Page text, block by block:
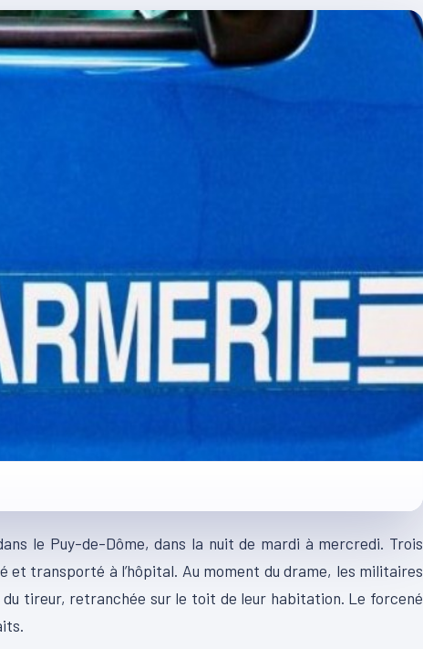
le Puy-de-Dôme, dans la nuit de mardi à mercredi. Trois
transporté à l’hôpital. Au moment du drame, les militaires
tireur, retranchée sur le toit de leur habitation. Le forcené